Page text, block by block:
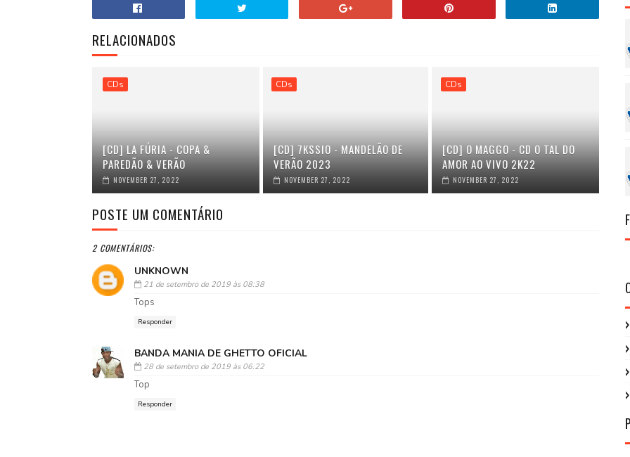
RELACIONADOS
CDs
[CD] LA FÚRIA - COPA &
PAREDÃO & VERÃO
NOVEMBER 27, 2022
CDs
[CD] 7KSSIO - MANDELÃO DE
VERÃO 2023
NOVEMBER 27, 2022
CDs
[CD] O MAGGO - CD O TAL DO
AMOR AO VIVO 2K22
NOVEMBER 27, 2022
POSTE UM COMENTÁRIO
2 COMENTÁRIOS:
UNKNOWN
21 de setembro de 2019 às 08:38
Tops
Responder
BANDA MANIA DE GHETTO OFICIAL
28 de setembro de 2019 às 06:22
Top
Responder